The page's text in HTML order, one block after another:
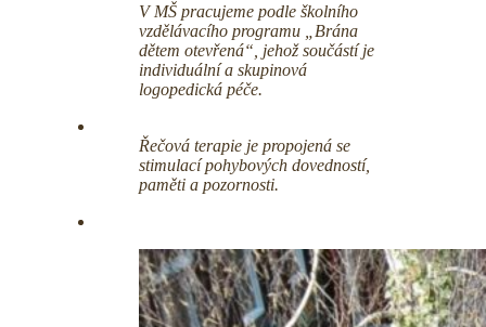
V MŠ pracujeme podle školního
vzdělávacího programu „Brána
dětem otevřená“, jehož součástí je
individuální a skupinová
logopedická péče.
Řečová terapie je propojená se
stimulací pohybových dovedností,
paměti a pozornosti.